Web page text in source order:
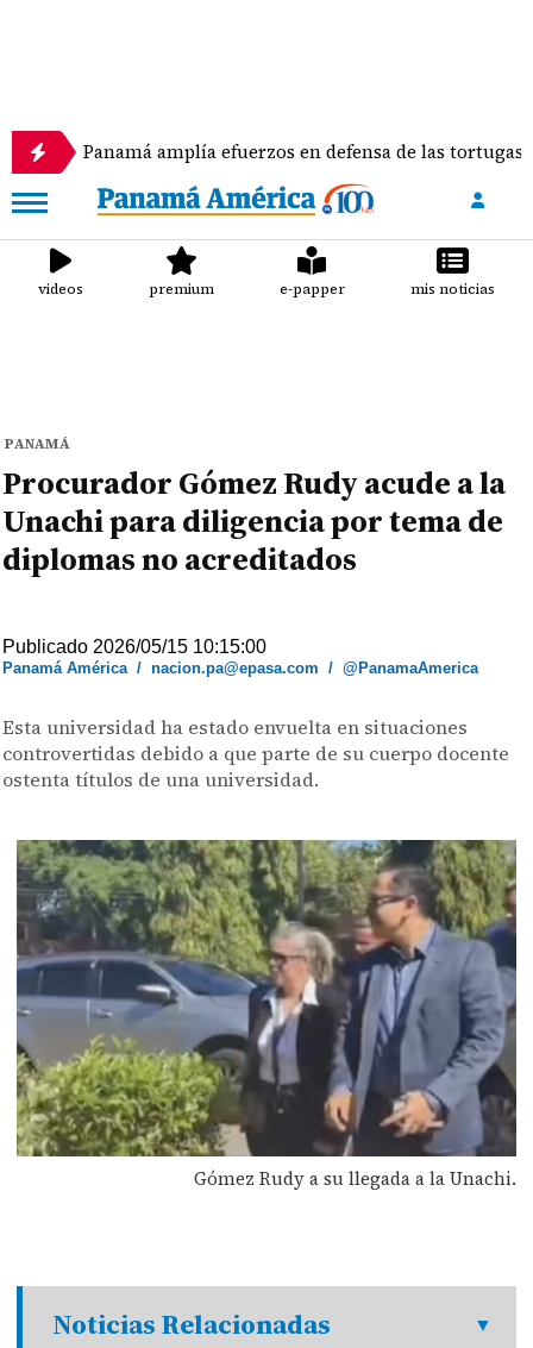
amplía efuerzos en defensa de las tortugas marinas
videos premium e-papper mis noticias
PANAMÁ
Procurador Gómez Rudy acude a la
Unachi para diligencia por tema de
diplomas no acreditados
Publicado 2026/05/15 10:15:00
Panamá América/nacion.pa@epasa.com /@PanamaAmerica
Esta universidad ha estado envuelta en situaciones
controvertidas debido a que parte de su cuerpo docente
ostenta títulos de una universidad.
Gómez Rudy a su llegada a la Unachi.
Noticias Relacionadas